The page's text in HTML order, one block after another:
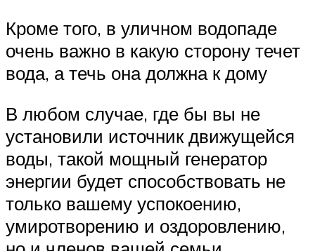
Кроме того, в уличном водопаде
очень важно в какую сторону течет
вода, а течь она должна к дому
В любом случае, где бы вы не
установили источник движущейся
воды, такой мощный генератор
энергии будет способствовать не
только вашему успокоению,
умиротворению и оздоровлению,